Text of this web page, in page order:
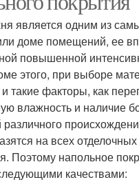
является одним из
доме помещений, ее
повышенной
этого, при выборе
такие факторы, как
влажность и наличие
на всех
Поэтому напольное
качествами: